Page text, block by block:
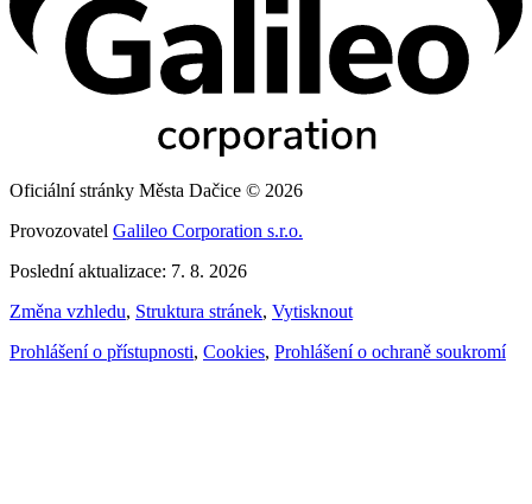
Oficiální stránky Města Dačice © 2026
Provozovatel Galileo Corporation s.r.o.
Poslední aktualizace: 7. 8. 2026
Změna vzhledu, Struktura stránek, Vytisknout
Prohlášení o přístupnosti, Cookies, Prohlášení o ochraně soukromí